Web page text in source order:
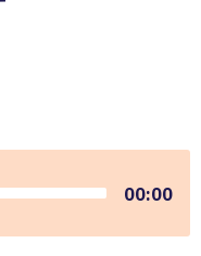
00:00